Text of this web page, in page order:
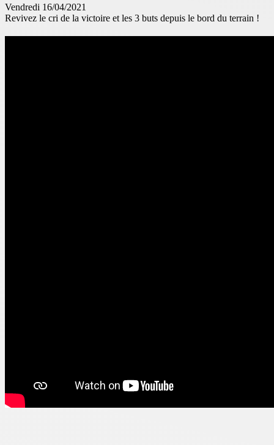
Vendredi 16/04/2021
Revivez le cri de la victoire et les 3 buts depuis le bord du terrain !